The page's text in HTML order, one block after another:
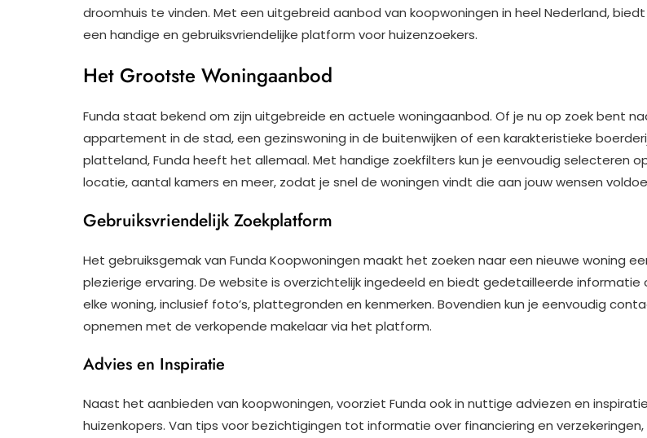
droomhuis te vinden. Met een uitgebreid aanbod van koopwoningen in heel Nederland, biedt
een handige en gebruiksvriendelijke platform voor huizenzoekers.
Het Grootste Woningaanbod
Funda staat bekend om zijn uitgebreide en actuele woningaanbod. Of je nu op zoek bent
appartement in de stad, een gezinswoning in de buitenwijken of een karakteristieke
platteland, Funda heeft het allemaal. Met handige zoekfilters kun je eenvoudig selecteren
locatie, aantal kamers en meer, zodat je snel de woningen vindt die aan jouw wensen
Gebruiksvriendelijk Zoekplatform
Het gebruiksgemak van Funda Koopwoningen maakt het zoeken naar een nieuwe woning
plezierige ervaring. De website is overzichtelijk ingedeeld en biedt gedetailleerde informatie
elke woning, inclusief foto’s, plattegronden en kenmerken. Bovendien kun je eenvoudig
opnemen met de verkopende makelaar via het platform.
Advies en Inspiratie
Naast het aanbieden van koopwoningen, voorziet Funda ook in nuttige adviezen en
huizenkopers. Van tips voor bezichtigingen tot informatie over financiering en verzekeringen,